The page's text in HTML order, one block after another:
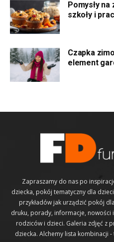
Pomysły
szkoły i
Czapka
element
Zapraszamy do nas po
dziecka, pokój tematyczny dla
przykładów jak urządzić pokój
druku, porady, informacje, nowości
rodziców i dzieci. Galeria zdjęć z
dziecka. Alchemy lista kombinacji